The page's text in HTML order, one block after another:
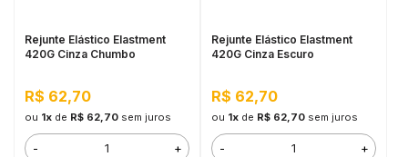
Rejunte Elástico Elastment
420G Cinza Chumbo
R$ 62,70
ou 1xde R$ 62,70 sem juros
- +
Rejunte Elástico Elastment
420G Cinza Escuro
R$ 62,70
ou 1xde R$ 62,70 sem juros
- +